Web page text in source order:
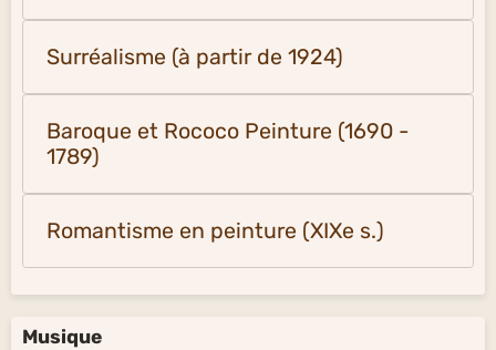
Surréalisme (à partir de 1924)
Baroque et Rococo Peinture (1690 -
1789)
Romantisme en peinture (XIXe s.)
Musique